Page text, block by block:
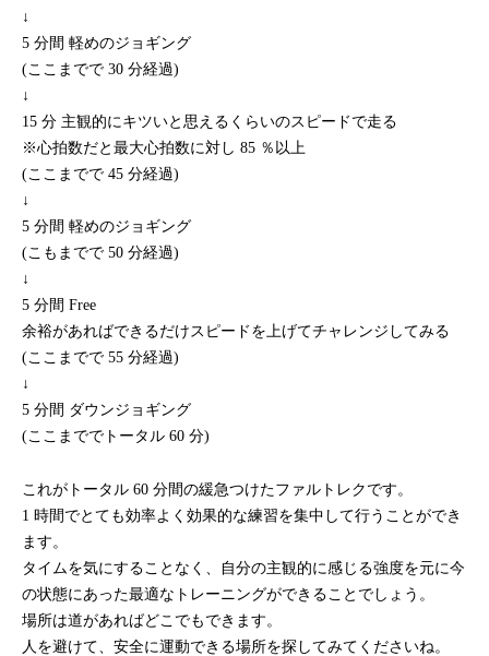
↓
5 分間 軽めのジョギング
(ここまでで 30 分経過)
↓
15 分 主観的にキツいと思えるくらいのスピードで走る
※心拍数だと最大心拍数に対し 85 ％以上
(ここまでで 45 分経過)
↓
5 分間 軽めのジョギング
(こもまでで 50 分経過)
↓
5 分間 Free
余裕があればできるだけスピードを上げてチャレンジしてみる
(ここまでで 55 分経過)
↓
5 分間 ダウンジョギング
(ここまででトータル 60 分)
これがトータル 60 分間の緩急つけたファルトレクです。
1 時間でとても効率よく効果的な練習を集中して行うことができ
ます。
タイムを気にすることなく、自分の主観的に感じる強度を元に今
の状態にあった最適なトレーニングができることでしょう。
場所は道があればどこでもできます。
人を避けて、安全に運動できる場所を探してみてくださいね。